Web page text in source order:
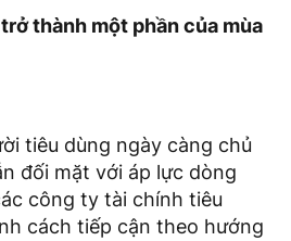
thành một phần của mùa
tiêu dùng ngày càng chủ
đối mặt với áp lực dòng
công ty tài chính tiêu
cách tiếp cận theo hướng